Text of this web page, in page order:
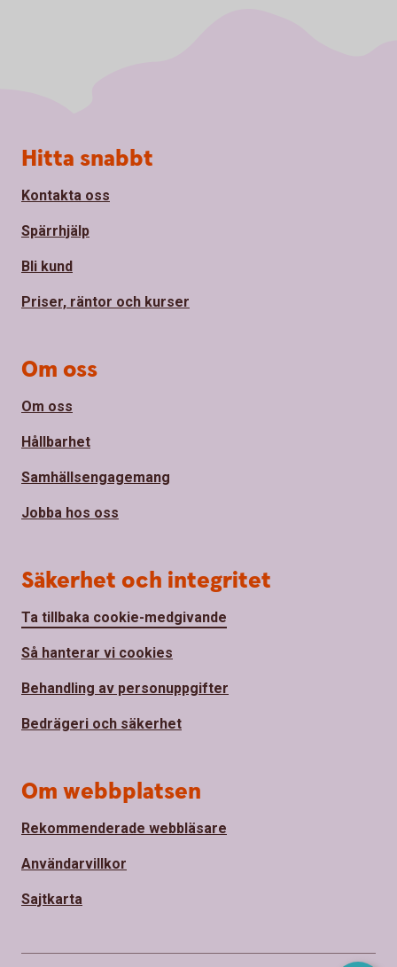
Sidfot
Hitta snabbt
Kontakta oss
Spärrhjälp
Bli kund
Priser, räntor och kurser
Om oss
Om oss
Hållbarhet
Samhällsengagemang
Jobba hos oss
Säkerhet och integritet
Ta tillbaka cookie-medgivande
Så hanterar vi cookies
Behandling av personuppgifter
Bedrägeri och säkerhet
Om webbplatsen
Rekommenderade webbläsare
Användarvillkor
Sajtkarta